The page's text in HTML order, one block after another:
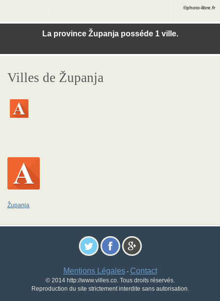
La province Županja posséde 1 ville.
©photo-libre.fr
Villes de Županja
Županja
Mentions Légales- Contact
© 2014 http://www.villes.co. Tous droits réservés.
Reproduction du site strictement interdite sans autorisation.